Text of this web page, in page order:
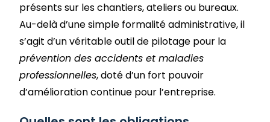
présents sur les chantiers, ateliers ou bureaux.
Au-delà d’une simple formalité administrative, il
s’agit d’un véritable outil de pilotage pour la
prévention des accidents et maladies
professionnelles, doté d’un fort pouvoir
d’amélioration continue pour l’entreprise.